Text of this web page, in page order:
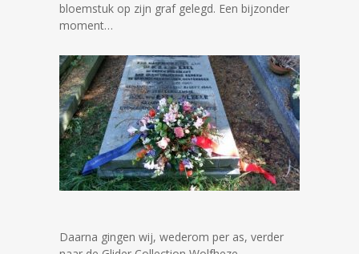
bloemstuk op zijn graf gelegd. Een bijzonder
moment…
Daarna gingen wij, wederom per as, verder